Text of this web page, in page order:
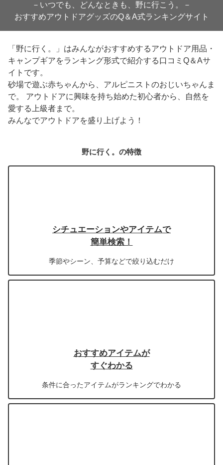
－いつでも、どんなときも、野に行こう。－
おすすめアウトドアグッズのQ＆A式ランキングサイト
「野に行く。」はみんながおすすめするアウトドア用品・
キャンプギアをランキング形式で紹介する口コミQ＆Aサ
イトです。
砂場で遊ぶ赤ちゃんから、アルピニストのおじいちゃんま
で。 アウトドアに興味を持ち始めた初心者から、自然を
愛する上級者まで。
みんなでアウトドアを盛り上げよう！
野に行く。 の特徴
シチュエーションやアイテムで
簡単検索！
季節やシーン、予算などで絞り込むだけ
おすすめアイテムが
すぐわかる
条件に合ったアイテムがランキングでわかる